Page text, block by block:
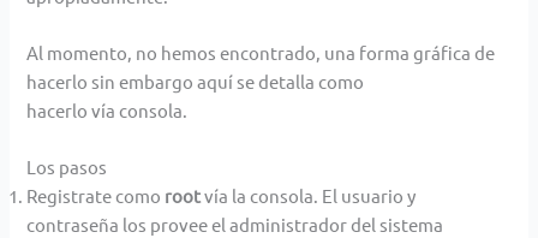
Al momento, no hemos encontrado, una forma gráfica de
hacerlo sin embargo aquí se detalla como
hacerlo vía consola.
Los pasos
Registrate como rootvía la consola. El usuario y
contraseña los provee el administrador del sistema